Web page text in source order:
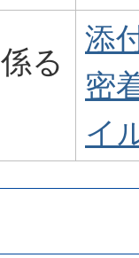
る
添
密
イ